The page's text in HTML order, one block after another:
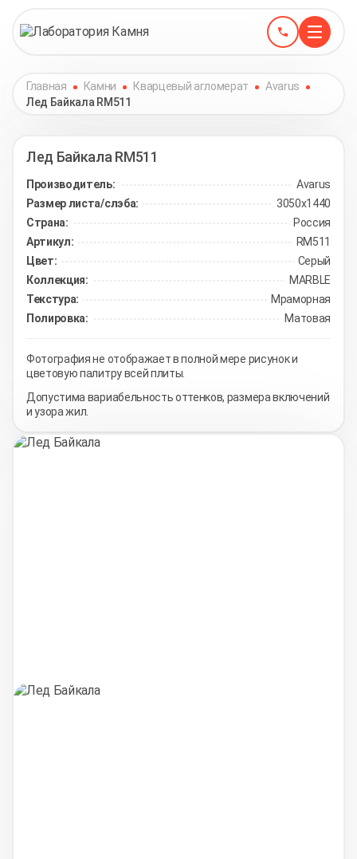
Главная Камни Кварцевый агломерат
Avarus
Лед Байкала RM511
Лед Байкала RM511
Производитель:
Avarus
Размер листа/слэба:
3050х1440
Страна:
Россия
Артикул:
RM511
Цвет:
Серый
Коллекция:
MARBLE
Текстура:
Мраморная
Полировка:
Матовая
Фотография не отображает в полной мере рисунок и
цветовую палитру всей плиты.
Допустима вариабельность оттенков, размера включений
и узора жил.